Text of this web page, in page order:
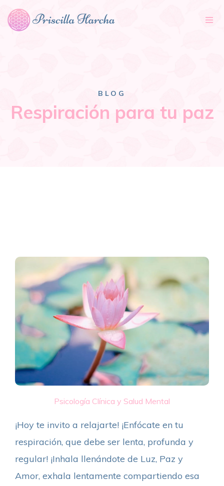
BLOG
Respiración para tu paz
Psicología Clínica y Salud Mental
¡Hoy te invito a relajarte! ¡Enfócate en tu
respiración, que debe ser lenta, profunda y
regular! ¡Inhala llenándote de Luz, Paz y
Amor, exhala lentamente compartiendo esa